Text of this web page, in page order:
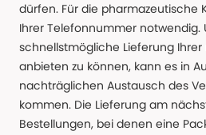
dürfen. Für die pharmazeutische
Ihrer Telefonnummer notwendig.
schnellstmögliche Lieferung
anbieten zu können, kann es in
nachträglichen Austausch des
kommen. Die Lieferung am
Bestellungen, bei denen eine